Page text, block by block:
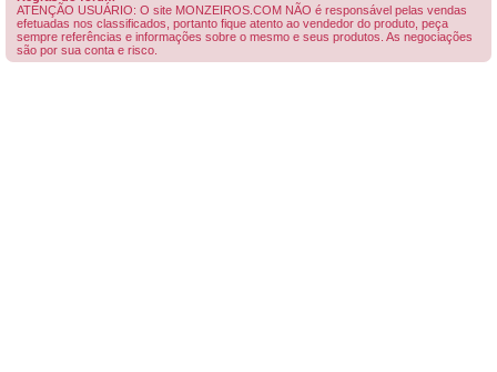
ATENÇÃO USUÁRIO: O site MONZEIROS.COM NÃO é responsável pelas vendas
efetuadas nos classificados, portanto fique atento ao vendedor do produto, peça
sempre referências e informações sobre o mesmo e seus produtos. As negociações
são por sua conta e risco.